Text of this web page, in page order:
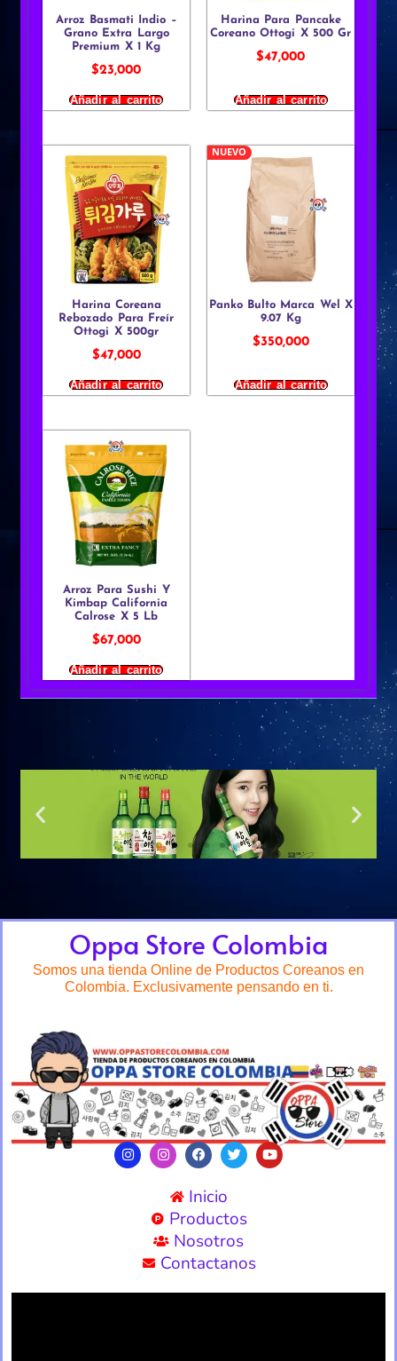
Arroz Basmati Indio –
Grano Extra Largo
Premium X 1 Kg
$23,000
Añadir al carrito
Harina Para Pancake
Coreano Ottogi X 500 Gr
$47,000
Añadir al carrito
Harina Coreana
Rebozado Para Freír
Ottogi X 500gr
$47,000
Añadir al carrito
NUEVO
Panko Bulto Marca Wel X
9.07 Kg
$350,000
Añadir al carrito
Arroz Para Sushi Y
Kimbap California
Calrose X 5 Lb
$67,000
Añadir al carrito
Oppa Store Colombia
Somos una tienda Online de Productos Coreanos en
Colombia. Exclusivamente pensando en ti.
Inicio
Productos
Nosotros
Contactanos